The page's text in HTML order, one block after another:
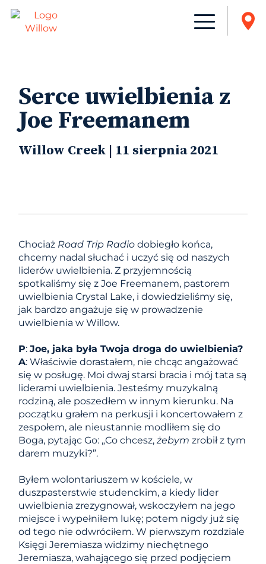
Serce uwielbienia z
Joe Freemanem
Willow Creek | 11 sierpnia 2021
Chociaż Road Trip Radio dobiegło końca,
chcemy nadal słuchać i uczyć się od naszych
liderów uwielbienia. Z przyjemnością
spotkaliśmy się z Joe Freemanem, pastorem
uwielbienia Crystal Lake, i dowiedzieliśmy się,
jak bardzo angażuje się w prowadzenie
uwielbienia w Willow.
P:Joe, jaka była Twoja droga do uwielbienia?
A: Właściwie dorastałem, nie chcąc angażować
się w posługę. Moi dwaj starsi bracia i mój tata są
liderami uwielbienia. Jesteśmy muzykalną
rodziną, ale poszedłem w innym kierunku. Na
początku grałem na perkusji i koncertowałem z
zespołem, ale nieustannie modliłem się do
Boga, pytając Go: „Co chcesz,żebym zrobił z tym
darem muzyki?”.
Byłem wolontariuszem w kościele, w
duszpasterstwie studenckim, a kiedy lider
uwielbienia zrezygnował, wskoczyłem na jego
miejsce i wypełniłem lukę; potem nigdy już się
od tego nie odwróciłem. W pierwszym rozdziale
Księgi Jeremiasza widzimy niechętnego
Jeremiasza, wahającego się przed podjęciem